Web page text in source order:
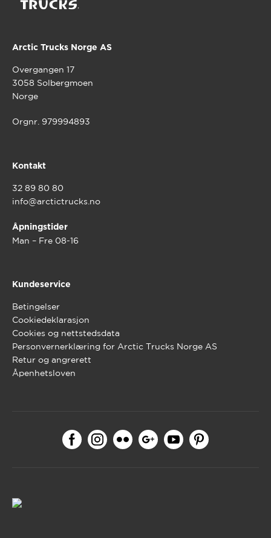
Arctic Trucks Norge AS
Overgangen 17
3058 Solbergmoen
Norge
Orgnr. 979994893
Kontakt
32 89 80 80
info@arctictrucks.no
Åpningstider
Man – Fre 08-16
Kundeservice
Betingelser
Cookiedeklarasjon
Cookies og nettstedsdata
Personvernerklæring for Arctic Trucks Norge AS
Retur og angrerett
Åpenhetsloven